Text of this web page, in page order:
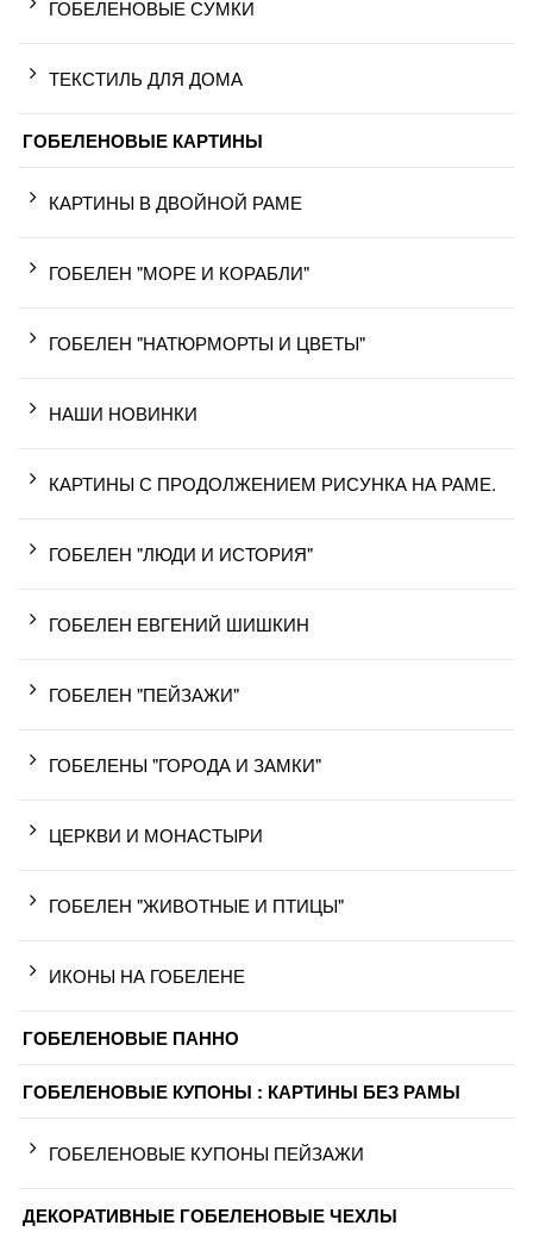
ГОБЕЛЕНОВЫЕ СУМКИ
ТЕКСТИЛЬ ДЛЯ ДОМА
ГОБЕЛЕНОВЫЕ КАРТИНЫ
КАРТИНЫ В ДВОЙНОЙ РАМЕ
ГОБЕЛЕН "МОРЕ И КОРАБЛИ"
ГОБЕЛЕН "НАТЮРМОРТЫ И ЦВЕТЫ"
НАШИ НОВИНКИ
КАРТИНЫ С ПРОДОЛЖЕНИЕМ РИСУНКА НА РАМЕ.
ГОБЕЛЕН "ЛЮДИ И ИСТОРИЯ"
ГОБЕЛЕН ЕВГЕНИЙ ШИШКИН
ГОБЕЛЕН "ПЕЙЗАЖИ"
ГОБЕЛЕНЫ "ГОРОДА И ЗАМКИ"
ЦЕРКВИ И МОНАСТЫРИ
ГОБЕЛЕН "ЖИВОТНЫЕ И ПТИЦЫ"
ИКОНЫ НА ГОБЕЛЕНЕ
ГОБЕЛЕНОВЫЕ ПАННО
ГОБЕЛЕНОВЫЕ КУПОНЫ : КАРТИНЫ БЕЗ РАМЫ
ГОБЕЛЕНОВЫЕ КУПОНЫ ПЕЙЗАЖИ
ДЕКОРАТИВНЫЕ ГОБЕЛЕНОВЫЕ ЧЕХЛЫ